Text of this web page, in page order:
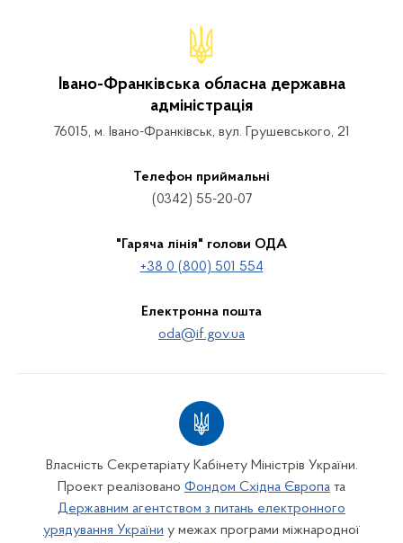
Івано-Франківська обласна державна
адміністрація
76015, м. Івано-Франківськ, вул. Грушевського, 21
Телефон приймальні
(0342) 55-20-07
"Гаряча лінія" голови ОДА
+38 0 (800) 501 554
Електронна пошта
oda@if.gov.ua
Власність Секретаріату Кабінету Міністрів України.
Проект реалізовано Фондом Східна Європа та
Державним агентством з питань електронного
урядування України у межах програми міжнародної